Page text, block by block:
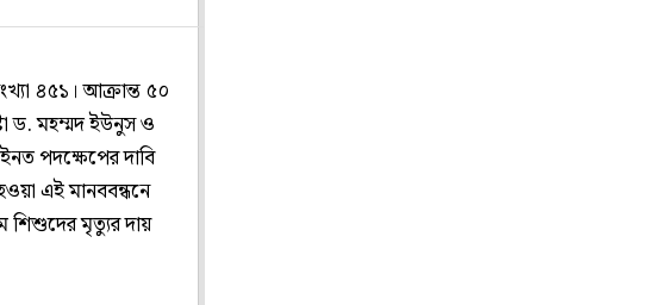
৪৫১। আক্রান্ত ৫০
ড. মহম্মদ ইউনুস ও
পদক্ষেপের দাবি
এই মানববন্ধনে
শিশুদের মৃত্যুর দায়